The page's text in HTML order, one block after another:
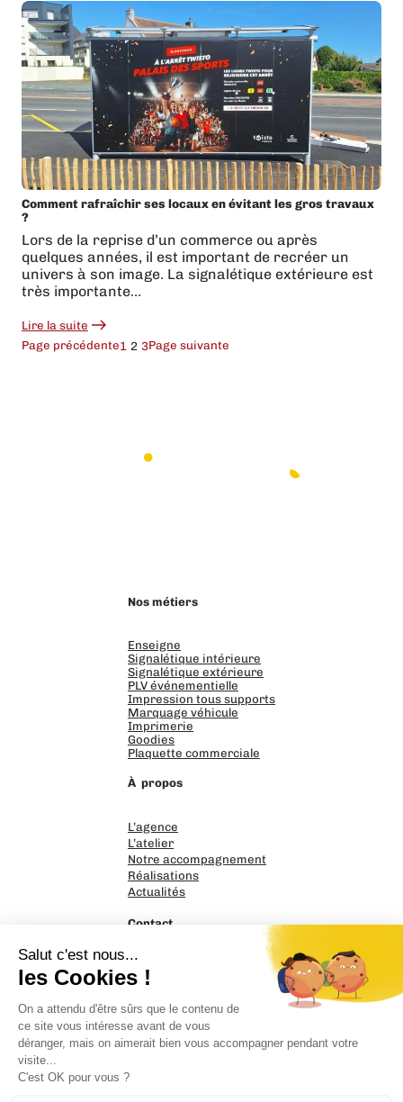
nouvelles
enseignes
à
Caen
:
WAY »
et
« American
Vintage »
Comment rafraîchir ses locaux en évitant les gros travaux
?
Lors de la reprise d’un commerce ou après
quelques années, il est important de recréer un
univers à son image. La signalétique extérieure est
très importante…
Lire la suite
:
Comment
Page précédente1 2 3Page suivante
Nos métiers
Enseigne
Signalétique intérieure
Signalétique extérieure
PLV événementielle
Impression tous supports
Marquage véhicule
Imprimerie
Goodies
Plaquette commerciale
À propos
L’agence
L’atelier
Notre accompagnement
Réalisations
Actualités
Contact
PrintnGo
14120 Mondeville
02 31 39 58 95
Parlons de votre projet